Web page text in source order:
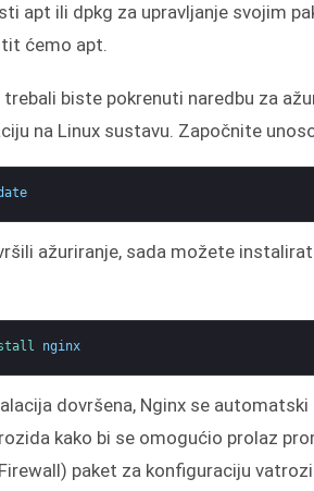
apt ili dpkg za upravljanje svojim
ćemo apt.
trebali biste pokrenuti naredbu za
na Linux sustavu. Započnite
ažuriranje, sada možete
nginx
dovršena, Nginx se automatski
kako bi se omogućio prolaz
paket za konfiguraciju